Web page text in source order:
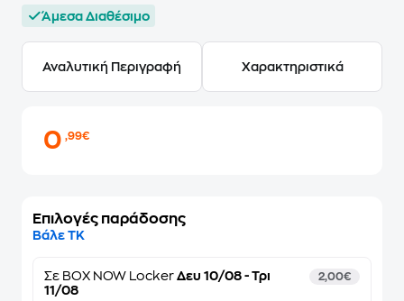
Άμεσα Διαθέσιμο
Αναλυτική Περιγραφή Χαρακτηριστικά
0,99€
Επιλογές παράδοσης
Βάλε ΤΚ
Σε BOX NOW Locker Δευ 10/08 - Τρι
11/08
2,00€